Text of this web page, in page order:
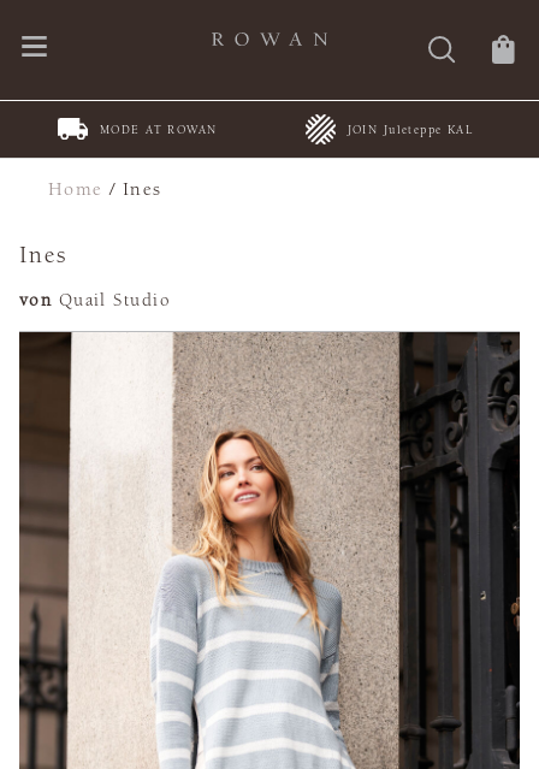
MODE AT ROWAN JOIN Juleteppe KAL
Home /Ines
Ines
von Quail Studio